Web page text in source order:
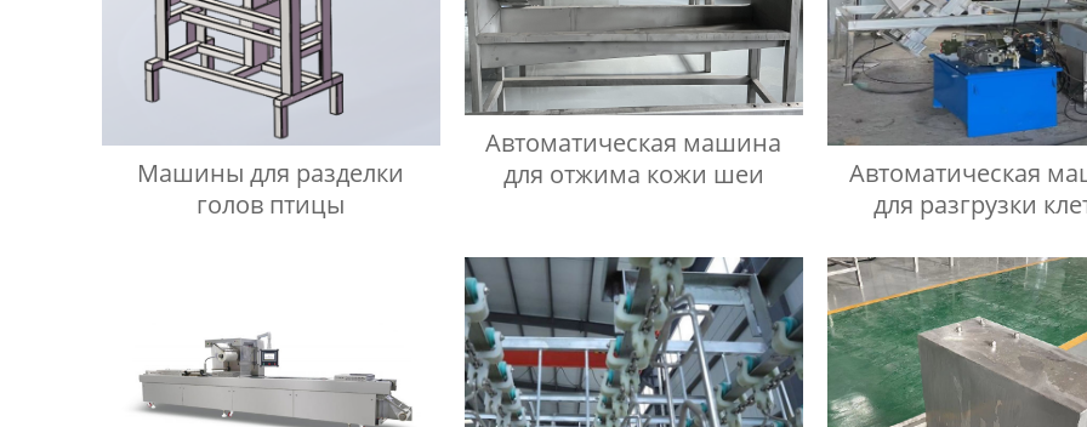
Машины для разделки
голов птицы
Автоматическая машина
для отжима кожи шеи
Автоматическая
для разгрузки